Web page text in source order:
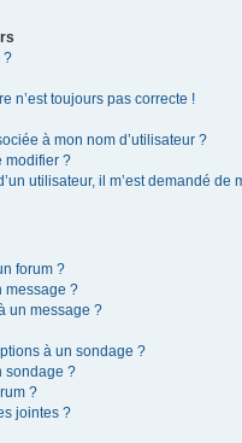
?
n’est toujours pas correcte !
à mon nom d’utilisateur ?
modifier ?
utilisateur, il m’est demandé de
forum ?
message ?
un message ?
à un sondage ?
sondage ?
?
jointes ?